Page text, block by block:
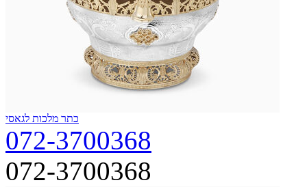
כתר מלכות לגאסי
072-3700368
072-3700368